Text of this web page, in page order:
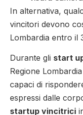
In alternativa,
vincitori devono
Lombardia entro il
Durante gli start
Regione
capaci di
espressi dalle
startup vincitrici